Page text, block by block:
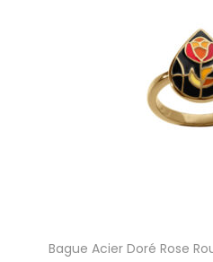
Bague Acier Doré Rose